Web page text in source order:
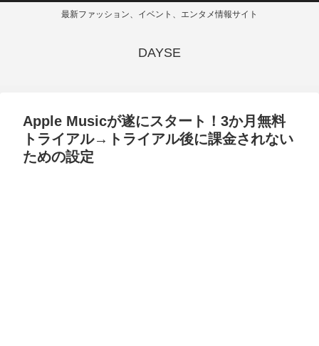
最新ファッション、イベント、エンタメ情報サイト
DAYSE
Apple Musicが遂にスタート！3か月無料
トライアル→トライアル後に課金されない
ための設定